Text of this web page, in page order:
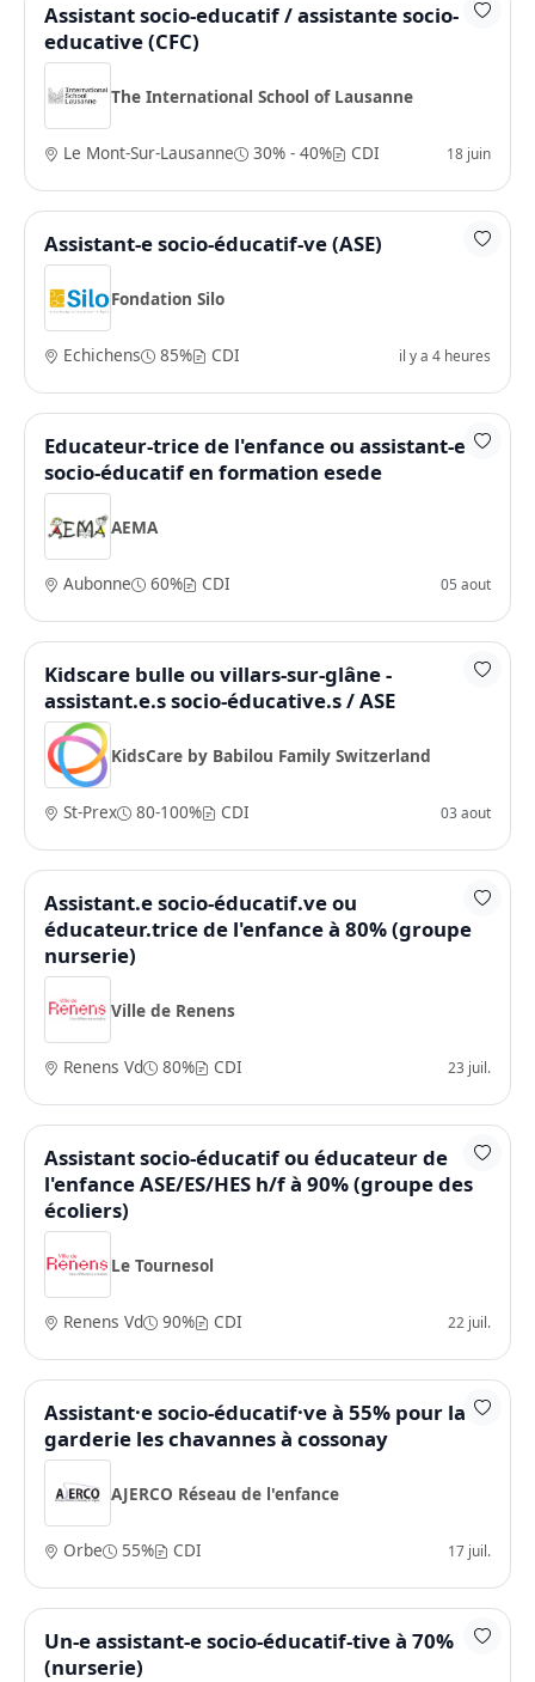
Assistant socio-educatif / assistante socio-
educative (CFC)
The International School of Lausanne
Le Mont-Sur-Lausanne 30% - 40% CDI 18 juin
Assistant-e socio-éducatif-ve (ASE)
Fondation Silo
Echichens 85% CDI il y a 4 heures
Educateur-trice de l'enfance ou assistant-e
socio-éducatif en formation esede
AEMA
Aubonne 60% CDI 05 aout
Kidscare bulle ou villars-sur-glâne -
assistant.e.s socio-éducative.s / ASE
KidsCare by Babilou Family Switzerland
St-Prex 80-100% CDI 03 aout
Assistant.e socio-éducatif.ve ou
éducateur.trice de l'enfance à 80% (groupe
nurserie)
Ville de Renens
Renens Vd 80% CDI 23 juil.
Assistant socio-éducatif ou éducateur de
l'enfance ASE/ES/HES h/f à 90% (groupe des
écoliers)
Le Tournesol
Renens Vd 90% CDI 22 juil.
Assistant·e socio-éducatif·ve à 55% pour la
garderie les chavannes à cossonay
AJERCO Réseau de l'enfance
Orbe 55% CDI 17 juil.
Un-e assistant-e socio-éducatif-tive à 70%
(nurserie)